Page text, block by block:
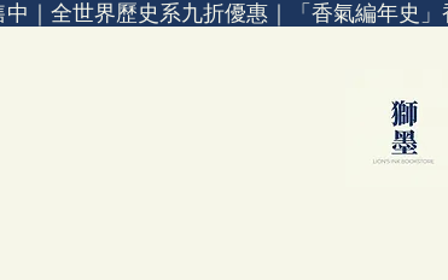
｜全世界歷史系九折優惠｜「香氣編年史